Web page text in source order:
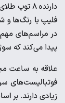
فلیپ با رنگ‌ها و
در مراسم‌های
پیدا می‌کند که
علاقه به ساعت
فوتبالیست‌های
زیادی دارند. بر